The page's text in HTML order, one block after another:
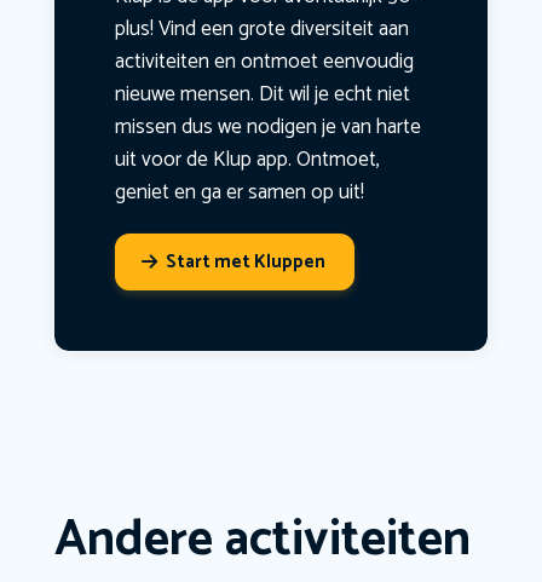
plus! Vind een grote diversiteit aan
activiteiten en ontmoet eenvoudig
nieuwe mensen. Dit wil je echt niet
missen dus we nodigen je van harte
uit voor de Klup app. Ontmoet,
geniet en ga er samen op uit!
Start met Kluppen
Andere activiteiten